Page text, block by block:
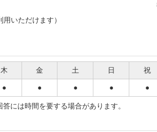
いただけます）
木 金 土 日 祝
● ● ● ● ●
には時間を要する場合があります。